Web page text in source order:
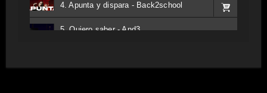
4. Apunta y dispara - Back2school
5. Quiero saber - And3